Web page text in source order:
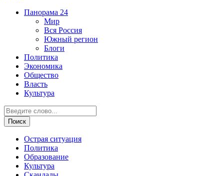
Панорама 24
Мир
Вся Россия
Южный регион
Блоги
Политика
Экономика
Общество
Власть
Культура
Острая ситуация
Политика
Образование
Культура